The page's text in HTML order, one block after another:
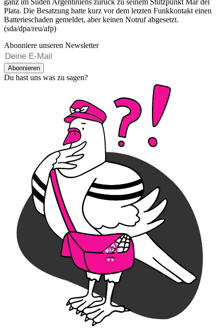
Plata. Die Besatzung hatte kurz vor dem letzten Funkkontakt einen
Batterieschaden gemeldet, aber keinen Notruf abgesetzt.
(sda/dpa/reu/afp)
Abonniere unseren Newsletter
Abonnieren
Du hast uns was zu sagen?